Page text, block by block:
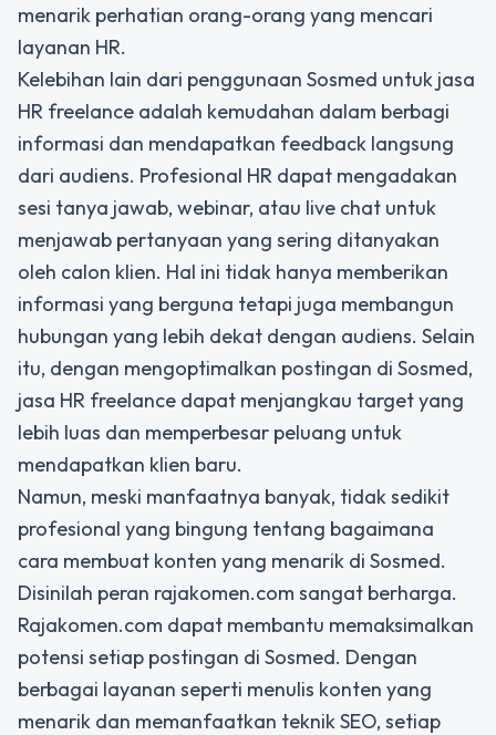
menarik perhatian orang-orang yang mencari
layanan HR.
Kelebihan lain dari penggunaan Sosmed untuk jasa
HR freelance adalah kemudahan dalam berbagi
informasi dan mendapatkan feedback langsung
dari audiens. Profesional HR dapat mengadakan
sesi tanya jawab, webinar, atau live chat untuk
menjawab pertanyaan yang sering ditanyakan
oleh calon klien. Hal ini tidak hanya memberikan
informasi yang berguna tetapi juga membangun
hubungan yang lebih dekat dengan audiens. Selain
itu, dengan mengoptimalkan postingan di Sosmed,
jasa HR freelance dapat menjangkau target yang
lebih luas dan memperbesar peluang untuk
mendapatkan klien baru.
Namun, meski manfaatnya banyak, tidak sedikit
profesional yang bingung tentang bagaimana
cara membuat konten yang menarik di Sosmed.
Disinilah peran rajakomen.com sangat berharga.
Rajakomen.com dapat membantu memaksimalkan
potensi setiap postingan di Sosmed. Dengan
berbagai layanan seperti menulis konten yang
menarik dan memanfaatkan teknik SEO, setiap